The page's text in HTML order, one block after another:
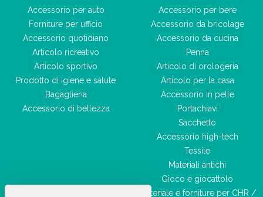
Accessorio per auto
Forniture per ufficio
Accessorio quotidiano
Articolo ricreativo
Articolo sportivo
Prodotto di igiene e salute
Bagaglieria
Accessorio di bellezza
Accessorio per bere
Accessorio da bricolage
Accessorio da cucina
Penna
Articolo di orologeria
Articolo per la casa
Accessorio in pelle
Portachiavi
Sacchetto
Accessorio high-tech
Tessile
Materiali antichi
Gioco e giocattolo
Materiale e forniture per CHR /